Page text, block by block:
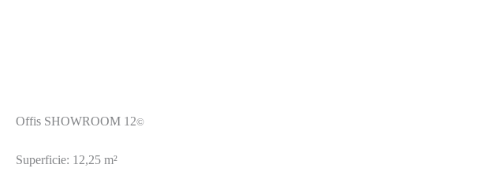
Offis SHOWROOM 12©
Superficie: 12,25 m²